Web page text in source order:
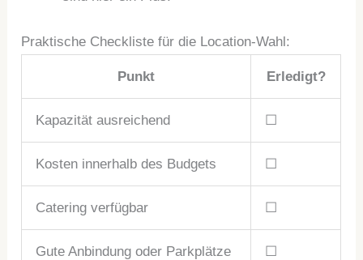
Praktische Checkliste für die Location-Wahl:
Punkt Erledigt?
Kapazität ausreichend ☐
Kosten innerhalb des Budgets ☐
Catering verfügbar ☐
Gute Anbindung oder Parkplätze ☐